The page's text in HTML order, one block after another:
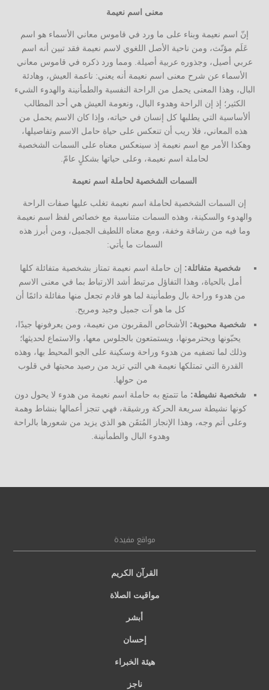
معنى اسم نعيمة
إنّ اسم نعيمة وبناء على ما ورد في قاموس معاني الأسماء هو اسم
عَلَم مؤنّث، ومن ناحية الأصل اللغوي لاسم نعيمة فقد تبين أنه اسم
عربي أصيل، وجذوره عربية أصيلة. ومما ورد ذكره في قاموس معاني
الأسماء عن شرح معنى اسم نعيمة أنه يعني: ناعمة العيش، وهادئة
البال، وهذا المعنى يحمل من الراحة النفسية والطمأنينة والهدوء الشيء
الكثير؛ إذ إن الراحة وهدوء البال، ونعومة العيش هي أحد المطالب
ألأساسية التي يطلبها كل إنسان في حياته، وإذا كان الاسم يحمل من
هذه المعاني، فلا ريب أن تنعكس على حياة حامل الاسم وتفاصيلها،
وهكذا الأمر مع اسم نعيمة إذ سينعكس معناه على السمات الشخصية
لحاملة اسم نعيمة، وعلى حياتها بشكلٍ عامّ.
السمات الشخصية لحاملة اسم نعيمة
إن السمات الشخصية لحاملة اسم نعيمة تغلب عليها صفات الراحة
والهدوء والسكينة، وهذه السمات متناسبة مع خصائص لفظ اسم نعيمة
وما فيه من رشاقة وخفة، ومع معناه اللطيف الجميل، ومن أبرز هذه
السمات ما يأتي:
شخصية متفائلة: إن حاملة اسم نعيمة تمتاز بشخصية متفائلة كلها
أمل بالحياة، وهذا التفاؤل مرتبط أشد الارتباط بما في معنى الاسم
من هدوء وراحة بال وطمأنينة لما هو قادم تجعل منها مفائلة دائمًا أن
كل ما هو آت جميل وجيد ومريح.
شخصية محبوبة: الأشخاص المقربون من نعيمة، ومن يعرفونها جيدًا،
يحبّونها ويحترمونها، ويستمتعون بالجلوس معها، والاستماع لحديثها؛
وذلك لما تضفيه من هدوء وراحة وسكينة على الجو المحيط بها، وهذه
القدرة التي تمتلكها نعيمة هي التي تزيد من رصيد محبتها في قلوب
من حولها.
شخصية نشيطة: ما تتمتع به حاملة اسم نعيمة من هدوء لا يحول دون
كونها نشيطة سريعة الحركة ورشيقة، فهي تنجز أعمالها بنشاط وهمة
وعلى أتم وجه، وهذا الإنجاز المُتقَن هو الذي يزيد من شعورها بالراحة
وهدوء البال والطمأنينة.
مواقع مفيدة
القرآن الكريم
مواقيت الصلاة
أبشر
إحسان
هيئة الخبراء
ناجز